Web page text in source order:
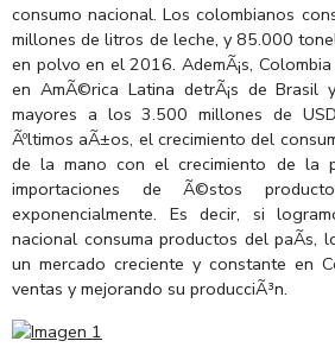
consumo nacional. Los colombianos
millones de litros de leche, y 85.000
en polvo en el 2016. AdemÃ¡s,
en AmÃ©rica Latina detrÃ¡s de Brasil
mayores a los 3.500 millones de
Ãºltimos aÃ±os, el crecimiento del
de la mano con el crecimiento de la
importaciones de Ã©stos
exponencialmente. Es decir, si
nacional consuma productos del paÃ­s,
un mercado creciente y constante en
ventas y mejorando su producciÃ³n.